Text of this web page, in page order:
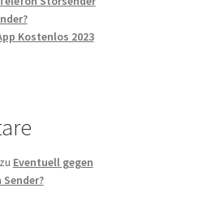
Kostenlos 2023
Eventuell gegen